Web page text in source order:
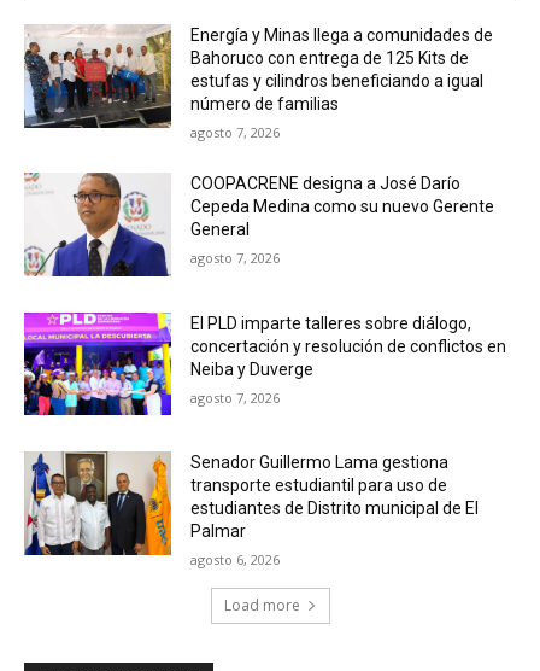
Energía y Minas llega a comunidades de
Bahoruco con entrega de 125 Kits de
estufas y cilindros beneficiando a igual
número de familias
agosto 7, 2026
COOPACRENE designa a José Darío
Cepeda Medina como su nuevo Gerente
General
agosto 7, 2026
El PLD imparte talleres sobre diálogo,
concertación y resolución de conflictos en
Neiba y Duverge
agosto 7, 2026
Senador Guillermo Lama gestiona
transporte estudiantil para uso de
estudiantes de Distrito municipal de El
Palmar
agosto 6, 2026
Load more